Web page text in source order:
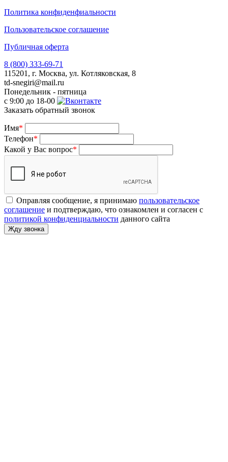
Политика конфиденфиальности
Пользовательское соглашение
Публичная оферта
8 (800) 333-69-71
115201, г. Москва, ул. Котляковская, 8
td-snegiri@mail.ru
Понедельник - пятница
с 9:00 до 18-00
Заказать обратный звонок
Имя*
Телефон*
Какой у Вас вопрос*
Оправляя сообщение, я принимаю пользовательское
соглашение и подтверждаю, что ознакомлен и согласен с
политикой конфиденциальности данного сайта